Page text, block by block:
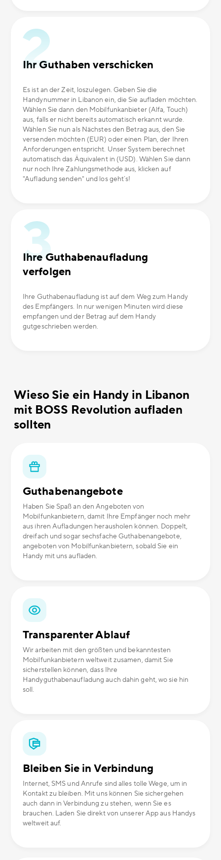
Ihr Guthaben verschicken
Es ist an der Zeit, loszulegen. Geben Sie die
Handynummer in Libanon ein, die Sie aufladen möchten.
Wählen Sie dann den Mobilfunkanbieter (Alfa, Touch)
aus, falls er nicht bereits automatisch erkannt wurde.
Wählen Sie nun als Nächstes den Betrag aus, den Sie
versenden möchten (EUR) oder einen Plan, der Ihren
Anforderungen entspricht. Unser System berechnet
automatisch das Äquivalent in (USD). Wählen Sie dann
nur noch Ihre Zahlungsmethode aus, klicken auf
"Aufladung senden" und los geht´s!
Ihre Guthabenaufladung
verfolgen
Ihre Guthabenaufladung ist auf dem Weg zum Handy
des Empfängers. In nur wenigen Minuten wird diese
empfangen und der Betrag auf dem Handy
gutgeschrieben werden.
Wieso Sie ein Handy in Libanon
mit BOSS Revolution aufladen
sollten
Guthabenangebote
Haben Sie Spaß an den Angeboten von
Mobilfunkanbietern, damit Ihre Empfänger noch mehr
aus ihren Aufladungen herausholen können. Doppelt,
dreifach und sogar sechsfache Guthabenangebote,
angeboten von Mobilfunkanbietern, sobald Sie ein
Handy mit uns aufladen.
Transparenter Ablauf
Wir arbeiten mit den größten und bekanntesten
Mobilfunkanbietern weltweit zusamen, damit Sie
sicherstellen können, dass Ihre
Handyguthabenaufladung auch dahin geht, wo sie hin
soll.
Bleiben Sie in Verbindung
Internet, SMS und Anrufe sind alles tolle Wege, um in
Kontakt zu bleiben. Mit uns können Sie sichergehen
auch dann in Verbindung zu stehen, wenn Sie es
brauchen. Laden Sie direkt von unserer App aus Handys
weltweit auf.